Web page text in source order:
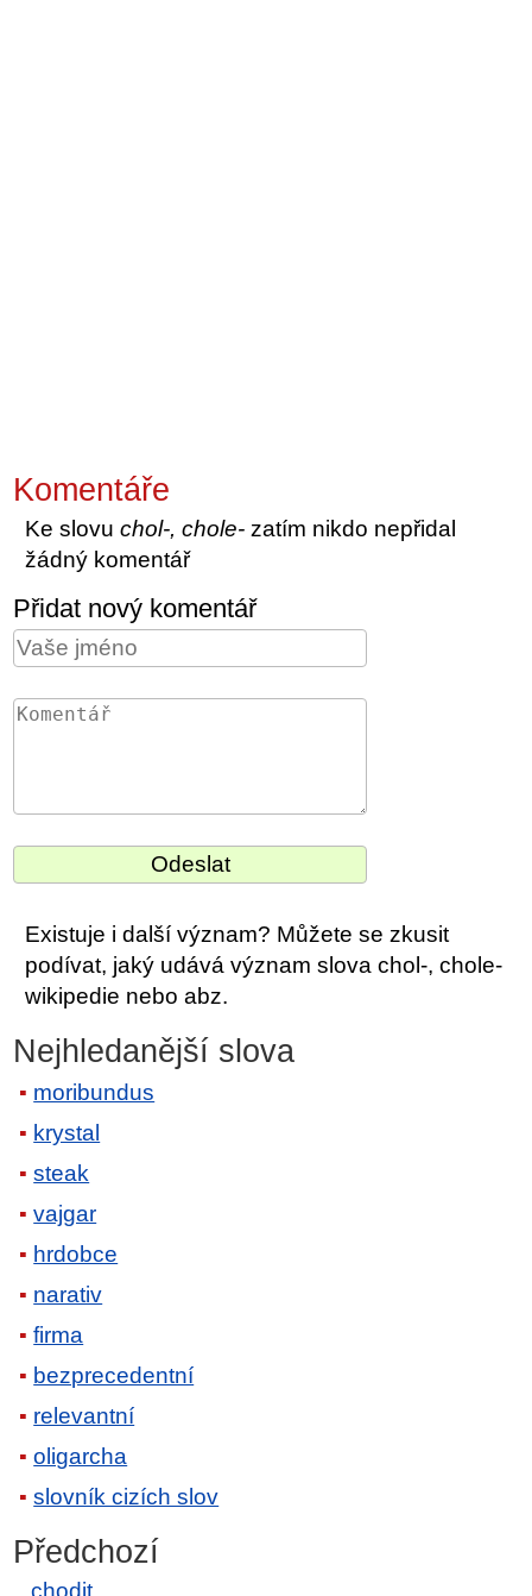
Komentáře
Ke slovuchol-, chole- zatím nikdo nepřidal
žádný komentář
Přidat nový komentář
Existuje i další význam? Můžete se zkusit
podívat, jaký udává význam slova chol-, chole-
wikipedie nebo abz.
Nejhledanější slova
moribundus
krystal
steak
vajgar
hrdobce
narativ
firma
bezprecedentní
relevantní
oligarcha
slovník cizích slov
Předchozí